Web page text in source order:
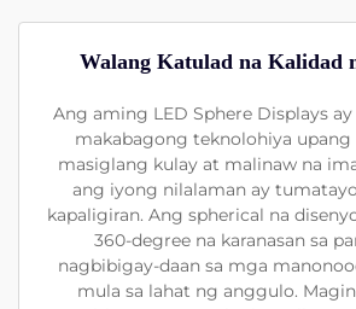
Walang Katulad na Kalidad
Ang aming LED Sphere Displays
makabagong teknolohiya
masiglang kulay at malinaw na
ang iyong nilalaman ay
kapaligiran. Ang spherical na
360-degree na karanasan sa
nagbibigay-daan sa mga
mula sa lahat ng anggulo.